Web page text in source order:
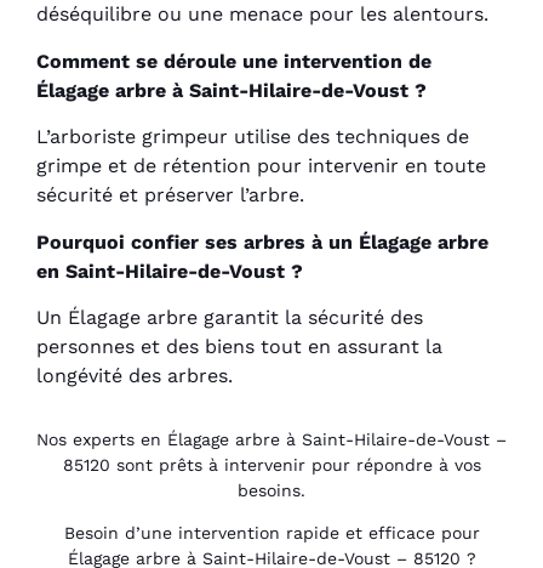
déséquilibre ou une menace pour les alentours.
Comment se déroule une intervention de
Élagage arbre à Saint-Hilaire-de-Voust ?
L’arboriste grimpeur utilise des techniques de
grimpe et de rétention pour intervenir en toute
sécurité et préserver l’arbre.
Pourquoi confier ses arbres à un Élagage arbre
en Saint-Hilaire-de-Voust ?
Un Élagage arbre garantit la sécurité des
personnes et des biens tout en assurant la
longévité des arbres.
Nos experts en Élagage arbre à Saint-Hilaire-de-Voust –
85120 sont prêts à intervenir pour répondre à vos
besoins.
Besoin d’une intervention rapide et efficace pour
Élagage arbre à Saint-Hilaire-de-Voust – 85120 ?